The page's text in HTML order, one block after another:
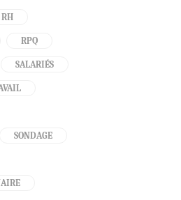
RH
RPQ
SALARIÉS
SONDAGE